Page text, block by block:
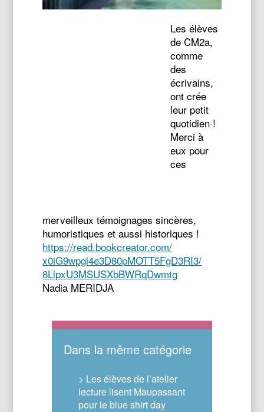
Les élèves
de CM2a,
comme
des
écrivains,
ont crée
leur petit
quotidien !
Merci à
eux pour
ces
merveilleux témoignages sincères,
humoristiques et aussi historiques !
https://read.bookcreator.com/
x0iG9wpgi4e3D80pMOTT5FgD3RI3/
8LlpxU3MSUSXbBWRqDwmtg
Nadia MERIDJA
Dans la même catégorie
> Les élèves de l’atelier
lecture lisent Maupassant
pour le blue shirt day